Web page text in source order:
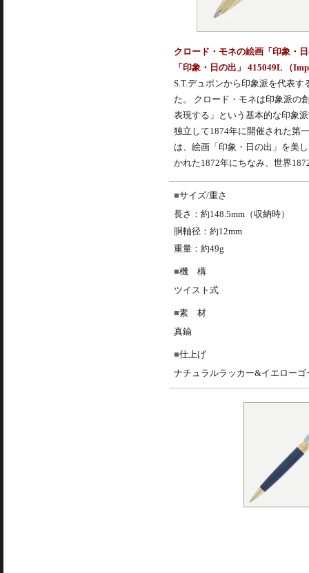
クロード・モネの絵画「印象・
「印象・日の出」 415049L （
S.T.デュポンから印象派を代表
た。 クロード・モネは印象派の
表現する」という基本的な印象
独立して1874年に開催された第
は、絵画「印象・日の出」を美
かれた1872年にちなみ、世界
サイズ/重さ
長さ：約148.5mm（収納時）
胴軸径：約12mm
重量：約49g
機 構
ツイスト式
素 材
真鍮
仕上げ
ナチュラルラッカー&イエローゴ